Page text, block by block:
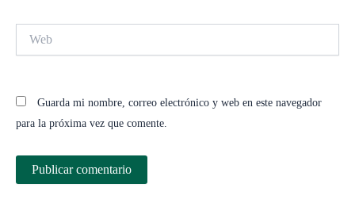
Guarda mi nombre, correo electrónico y web en este navegador
para la próxima vez que comente.